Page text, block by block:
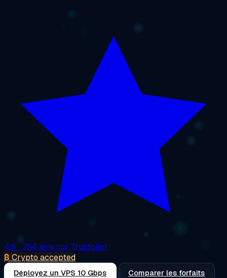
4.6 · 764 avis sur Trustpilot
₿ Crypto accepted
Déployez un VPS 10 Gbps Comparer les forfaits